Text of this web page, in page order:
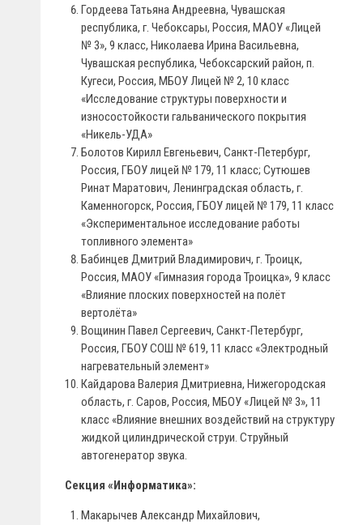
Гордеева Татьяна Андреевна, Чувашская
республика, г. Чебоксары, Россия, МАОУ «Лицей
№ 3», 9 класс, Николаева Ирина Васильевна,
Чувашская республика, Чебоксарский район, п.
Кугеси, Россия, МБОУ Лицей № 2, 10 класс
«Исследование структуры поверхности и
износостойкости гальванического покрытия
«Никель-УДА»
Болотов Кирилл Евгеньевич, Санкт-Петербург,
Россия, ГБОУ лицей № 179, 11 класс; Сутюшев
Ринат Маратович, Ленинградская область, г.
Каменногорск, Россия, ГБОУ лицей № 179, 11 класс
«Экспериментальное исследование работы
топливного элемента»
Бабинцев Дмитрий Владимирович, г. Троицк,
Россия, МАОУ «Гимназия города Троицка», 9 класс
«Влияние плоских поверхностей на полёт
вертолёта»
Вощинин Павел Сергеевич, Санкт-Петербург,
Россия, ГБОУ СОШ № 619, 11 класс «Электродный
нагревательный элемент»
Кайдарова Валерия Дмитриевна, Нижегородская
область, г. Саров, Россия, МБОУ «Лицей № 3», 11
класс «Влияние внешних воздействий на структуру
жидкой цилиндрической струи. Струйный
автогенератор звука.
Секция «Информатика»:
Макарычев Александр Михайлович,